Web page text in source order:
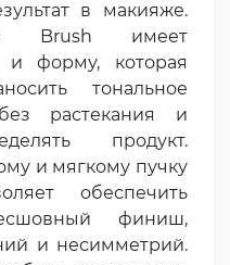
в макияже.
Brush имеет
форму, которая
тональное
растекания и
продукт.
и мягкому пучку
обеспечить
финиш,
и несимметрий.